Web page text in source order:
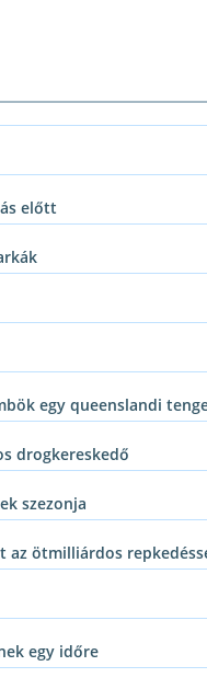
előtt
egy queenslandi
drogkereskedő
szezonja
ötmilliárdos
egy időre